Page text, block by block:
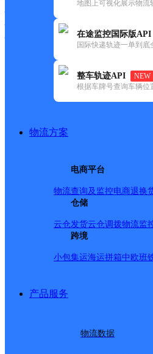
地图上可视化展示物流
在途监控国际版API
国际快递轨迹一单到底
整车轨迹API
NEW
根据车牌号查询车辆位
物流方案
电商平台
物流查询及监控电商退换
仓储
云仓发货云仓调拨物流监
跨境
小包集运海运拼箱中欧班
产品服务
物流数据
城市：临沂市 ✕ 快递：优速
通快递(36)
更多号码地址：山东临
派送范围:南坊街道详情
更多号码地址：无